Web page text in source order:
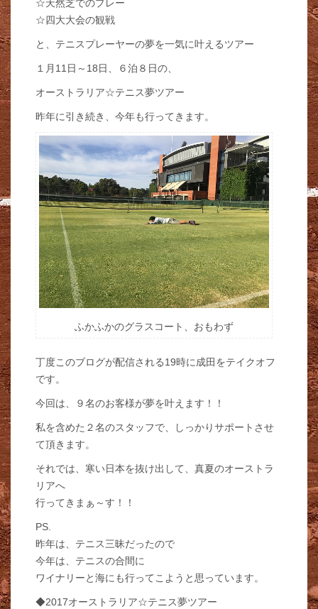
☆天然芝でのプレー
☆四大大会の観戦
と、テニスプレーヤーの夢を一気に叶えるツアー
１月11日～18日、６泊８日の、
オーストラリア☆テニス夢ツアー
昨年に引き続き、今年も行ってきます。
ふかふかのグラスコート、おもわず
丁度このブログが配信される19時に成田をテイクオフ
です。
今回は、９名のお客様が夢を叶えます！！
私を含めた２名のスタッフで、しっかりサポートさせ
て頂きます。
それでは、寒い日本を抜け出して、真夏のオーストラ
リアへ
行ってきまぁ～す！！
PS.
昨年は、テニス三昧だったので
今年は、テニスの合間に
ワイナリーと海にも行ってこようと思っています。
◆2017オーストラリア☆テニス夢ツアー